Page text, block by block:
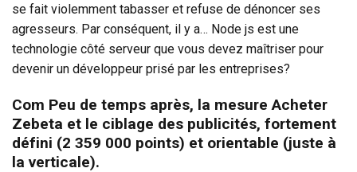
se fait violemment tabasser et refuse de dénoncer ses
agresseurs. Par conséquent, il y a… Node js est une
technologie côté serveur que vous devez maîtriser pour
devenir un développeur prisé par les entreprises?
Com Peu de temps après, la mesure Acheter
Zebeta et le ciblage des publicités, fortement
défini (2 359 000 points) et orientable (juste à
la verticale).